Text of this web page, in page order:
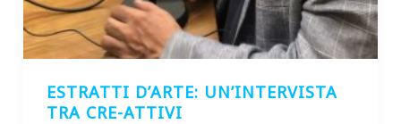
ESTRATTI D’ARTE: UN’INTERVISTA
TRA CRE-ATTIVI